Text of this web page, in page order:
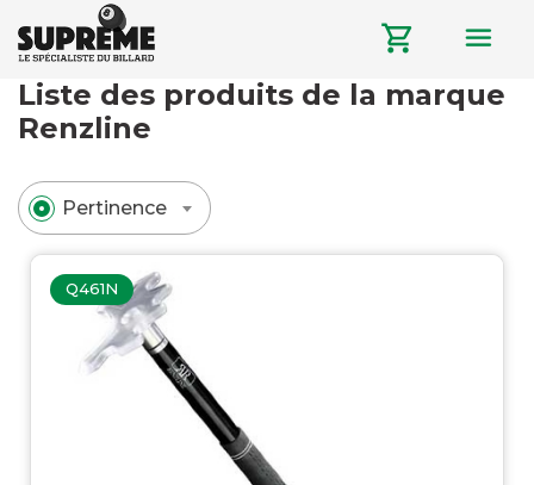
shopping_cart
menu
Liste des produits de la marque
Renzline
Pertinence
Q461N